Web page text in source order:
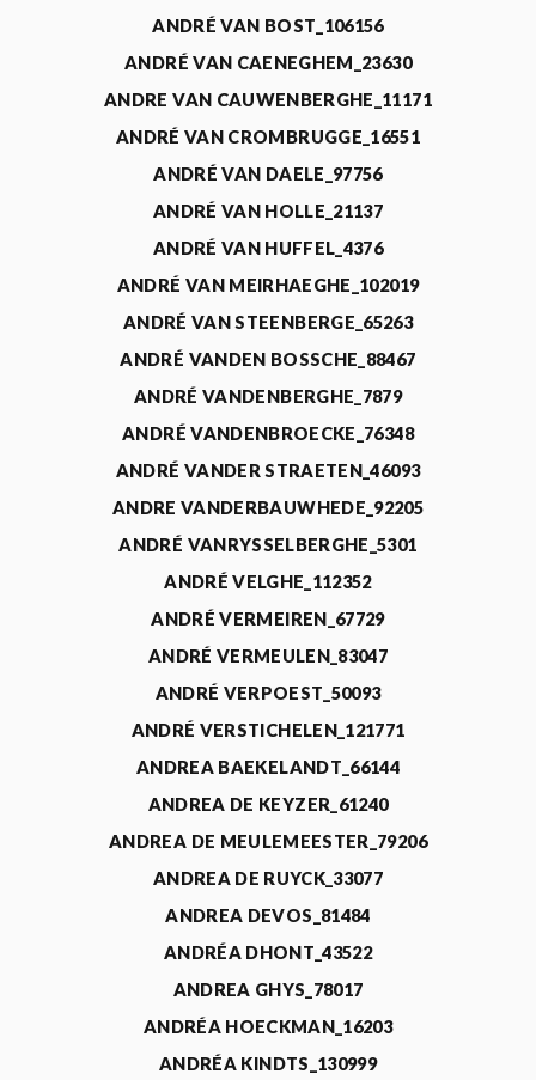
ANDRÉ VAN BOST_106156
ANDRÉ VAN CAENEGHEM_23630
ANDRE VAN CAUWENBERGHE_11171
ANDRÉ VAN CROMBRUGGE_16551
ANDRÉ VAN DAELE_97756
ANDRÉ VAN HOLLE_21137
ANDRÉ VAN HUFFEL_4376
ANDRÉ VAN MEIRHAEGHE_102019
ANDRÉ VAN STEENBERGE_65263
ANDRÉ VANDEN BOSSCHE_88467
ANDRÉ VANDENBERGHE_7879
ANDRÉ VANDENBROECKE_76348
ANDRÉ VANDER STRAETEN_46093
ANDRE VANDERBAUWHEDE_92205
ANDRÉ VANRYSSELBERGHE_5301
ANDRÉ VELGHE_112352
ANDRÉ VERMEIREN_67729
ANDRÉ VERMEULEN_83047
ANDRÉ VERPOEST_50093
ANDRÉ VERSTICHELEN_121771
ANDREA BAEKELANDT_66144
ANDREA DE KEYZER_61240
ANDREA DE MEULEMEESTER_79206
ANDREA DE RUYCK_33077
ANDREA DEVOS_81484
ANDRÉA DHONT_43522
ANDREA GHYS_78017
ANDRÉA HOECKMAN_16203
ANDRÉA KINDTS_130999